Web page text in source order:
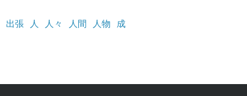
出張 人 人々 人間 人物
成